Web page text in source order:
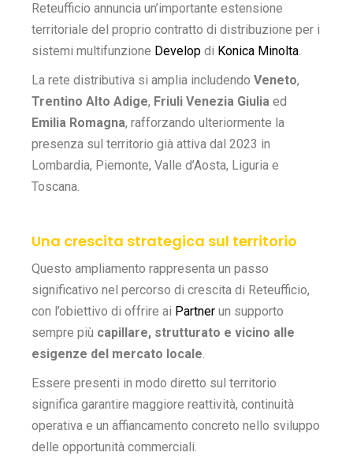
Reteufficio annuncia un’importante estensione
territoriale del proprio contratto di distribuzione per i
sistemi multifunzione Develop di Konica Minolta.
La rete distributiva si amplia includendo Veneto,
Trentino Alto Adige, Friuli Venezia Giulia ed
Emilia Romagna, rafforzando ulteriormente la
presenza sul territorio già attiva dal 2023 in
Lombardia, Piemonte, Valle d’Aosta, Liguria e
Toscana.
Una crescita strategica sul territorio
Questo ampliamento rappresenta un passo
significativo nel percorso di crescita di Reteufficio,
con l’obiettivo di offrire ai Partner un supporto
sempre più capillare, strutturato e vicino alle
esigenze del mercato locale.
Essere presenti in modo diretto sul territorio
significa garantire maggiore reattività, continuità
operativa e un affiancamento concreto nello sviluppo
delle opportunità commerciali.